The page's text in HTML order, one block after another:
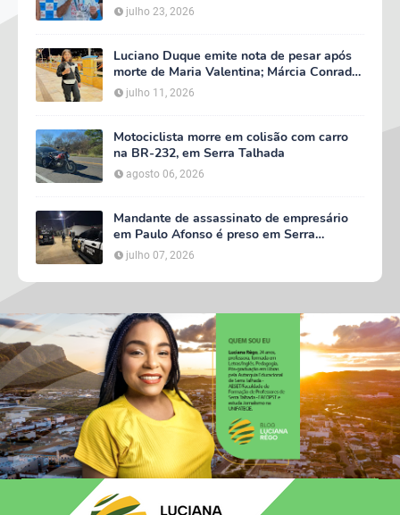
tentativa de feminicídio
julho 23, 2026
Luciano Duque emite nota de pesar após
morte de Maria Valentina; Márcia Conrado
decreta luto oficial de três dias em Serra
Talhada
julho 11, 2026
Motociclista morre em colisão com carro
na BR-232, em Serra Talhada
agosto 06, 2026
Mandante de assassinato de empresário
em Paulo Afonso é preso em Serra
Talhada; suspeito participou do velório da
vítima
julho 07, 2026